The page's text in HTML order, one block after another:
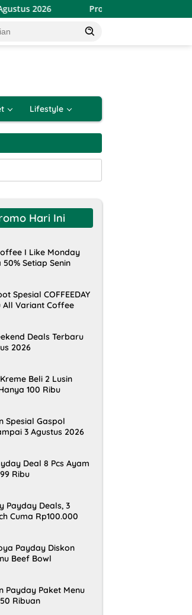
Promo Indomaret Hemat Banget
Lifestyle
Hari Ini
I Like Monday
Setiap Senin
Spesial COFFEEDAY
All Variant Coffee
Deals Terbaru
2026
Beli 2 Lusin
100 Ribu
Spesial Gaspol
3 Agustus 2026
Deal 8 Pcs Ayam
Ribu
Payday Deals, 3
Cuma Rp100.000
Payday Diskon
Beef Bowl
Payday Paket Menu
Ribuan